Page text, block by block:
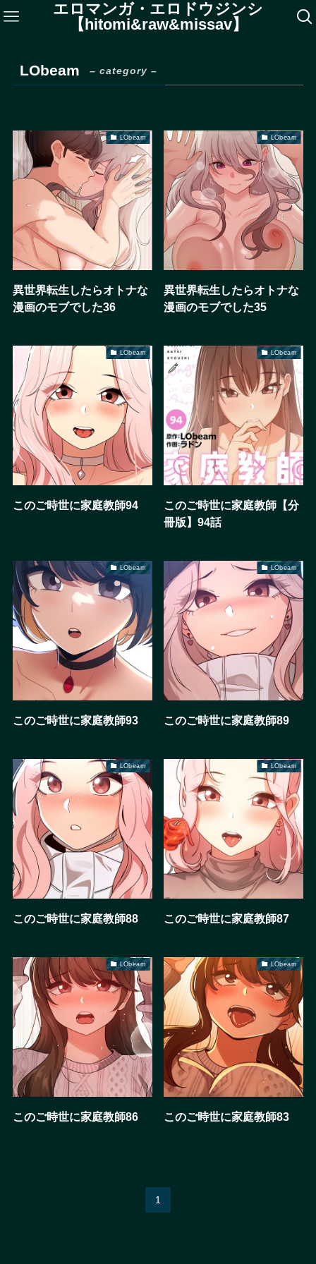
エロマンガ・エロドウジンシ
【hitomi&raw&missav】
LObeam – category –
LObeam
異世界転生したらオトナな
漫画のモブでした36
LObeam
異世界転生したらオトナな
漫画のモブでした35
LObeam
このご時世に家庭教師94
LObeam
このご時世に家庭教師【分
冊版】94話
LObeam
このご時世に家庭教師93
LObeam
このご時世に家庭教師89
LObeam
このご時世に家庭教師88
LObeam
このご時世に家庭教師87
LObeam
このご時世に家庭教師86
LObeam
このご時世に家庭教師83
1